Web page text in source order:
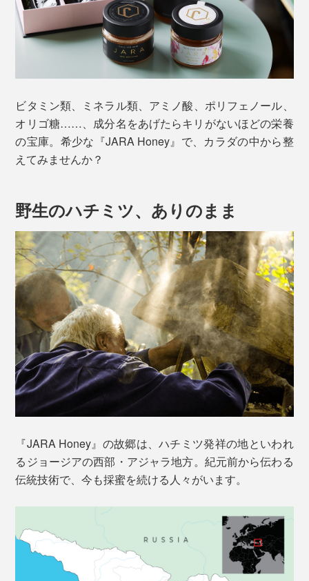
ビタミン類、ミネラル類、アミノ酸、ポリフェノール、
オリゴ糖……、成分名をあげたらキリがないほどの栄養
の宝庫。希少な『JARA Honey』で、カラダの中から整
えてみませんか？
野生のハチミツ、ありのまま
『JARA Honey』の故郷は、ハチミツ発祥の地といわれ
るジョージアの西部・アジャラ地方。紀元前から伝わる
伝統技術で、今も採蜜を続ける人々がいます。